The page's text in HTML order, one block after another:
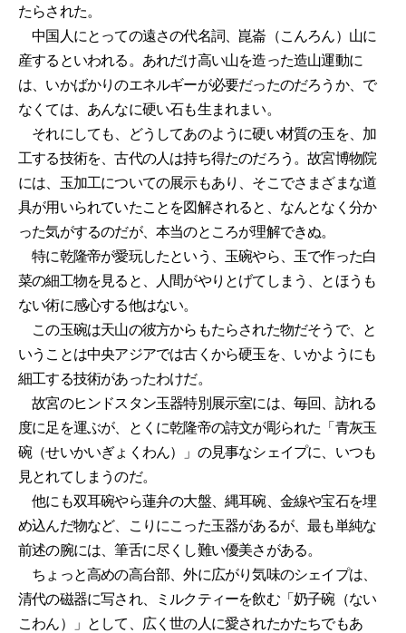
たらされた。
中国人にとっての遠さの代名詞、崑崙（こんろん）山に
産するといわれる。あれだけ高い山を造った造山運動に
は、いかばかりのエネルギーが必要だったのだろうか、で
なくては、あんなに硬い石も生まれまい。
それにしても、どうしてあのように硬い材質の玉を、加
工する技術を、古代の人は持ち得たのだろう。故宮博物院
には、玉加工についての展示もあり、そこでさまざまな道
具が用いられていたことを図解されると、なんとなく分か
った気がするのだが、本当のところが理解できぬ。
特に乾隆帝が愛玩したという、玉碗やら、玉で作った白
菜の細工物を見ると、人間がやりとげてしまう、とほうも
ない術に感心する他はない。
この玉碗は天山の彼方からもたらされた物だそうで、と
いうことは中央アジアでは古くから硬玉を、いかようにも
細工する技術があったわけだ。
故宮のヒンドスタン玉器特別展示室には、毎回、訪れる
度に足を運ぶが、とくに乾隆帝の詩文が彫られた「青灰玉
碗（せいかいぎょくわん）」の見事なシェイプに、いつも
見とれてしまうのだ。
他にも双耳碗やら蓮弁の大盤、縄耳碗、金線や宝石を埋
め込んだ物など、こりにこった玉器があるが、最も単純な
前述の腕には、筆舌に尽くし難い優美さがある。
ちょっと高めの高台部、外に広がり気味のシェイプは、
清代の磁器に写され、ミルクティーを飲む「奶子碗（ない
こわん）」として、広く世の人に愛されたかたちでもあ